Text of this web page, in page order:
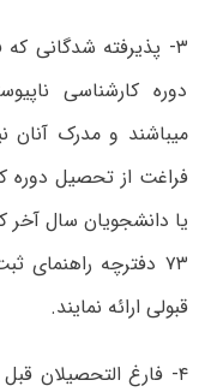
۳- پذیرفته شدگانی
دوره کارشناسی
میباشند و مدرک آنان
فراغت از تحصیل دوره
یا دانشجویان سال آخر
۷۳ دفترچه راهنمای
قبولی ارائه نمایند.